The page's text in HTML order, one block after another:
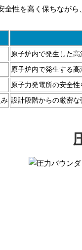
全性を高く保ちなが
原子炉内で発生した
原子炉内で発生する
原子力発電所の安全
設計段階からの厳密